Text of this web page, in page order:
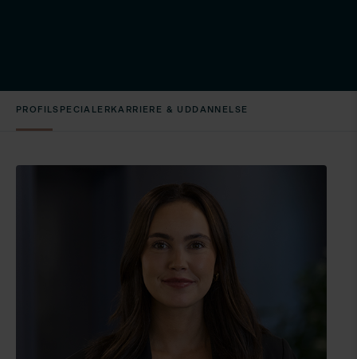
PROFILSPECIALERKARRIERE & UDDANNELSE